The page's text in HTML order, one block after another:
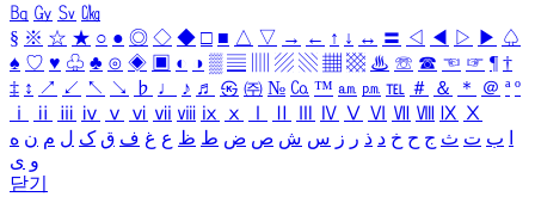
㏃ ㏉ ㏜ ㏆
§ ※ ☆ ★ ○ ● ◎ ◇ ◆ □ ■ △ ▽ → ← ↑ ↓ ↔ 〓 ◁ ◀ ▷ ▶ ♤
♠ ♡ ♥ ♧ ♣ ⊙ ◈ ▣ ◐ ◑ ▒ ▤ ▨ ▧ ▦ ▩ ♨ ☏ ☎ ☜ ☞ ¶ †
‡ ↕ ↗ ↙ ↖ ↘ ♭ ♩ ♪ ♬ ㉿ ㈜ № ㏇ ™ ㏂ ㏘ ℡ ＃ ＆ ＊ ＠ ª º
ⅰ
ⅱ ⅲ ⅳ ⅴ ⅵ ⅶ ⅷ ⅸ ⅹ Ⅳ Ⅴ Ⅵ Ⅶ Ⅷ Ⅸ Ⅹ
ب ت ث ج ح خ د ذ ر ز س ش ص ض ط ظ ع غ ف ق ک ل م ن ه
و ی
닫기